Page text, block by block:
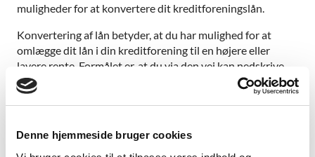
Denne hjemmeside bruger cookies
muligheder for at konvertere dit kreditforeningslån.
Konvertering af lån betyder, at du har mulighed for at
omlægge dit lån i din kreditforening til en højere eller
lavere rente. Formålet er, at du via den vej kan nedskrive
din restgæld på lånet.
For at kunne opnå denne fordel, er det dog en
fra det tidspunkt du optog lånet.